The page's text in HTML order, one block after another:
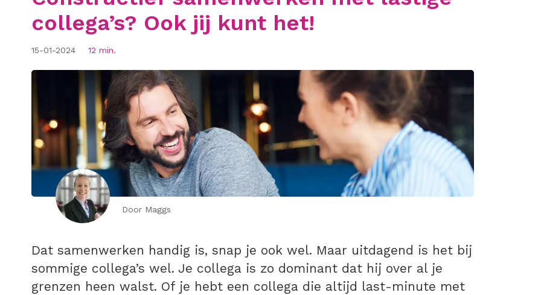
collega’s? Ook jij kunt het!
15-01-2024 12 min.
Door Maggs
Dat samenwerken handig is, snap je ook wel. Maar uitdagend is het bij
sommige collega’s wel. Je collega is zo dominant dat hij over al je
grenzen heen walst. Of je hebt een collega die altijd last-minute met